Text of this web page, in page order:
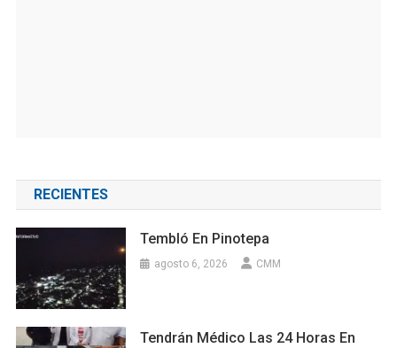
RECIENTES
Tembló En Pinotepa
agosto 6, 2026 CMM
Tendrán Médico Las 24 Horas En